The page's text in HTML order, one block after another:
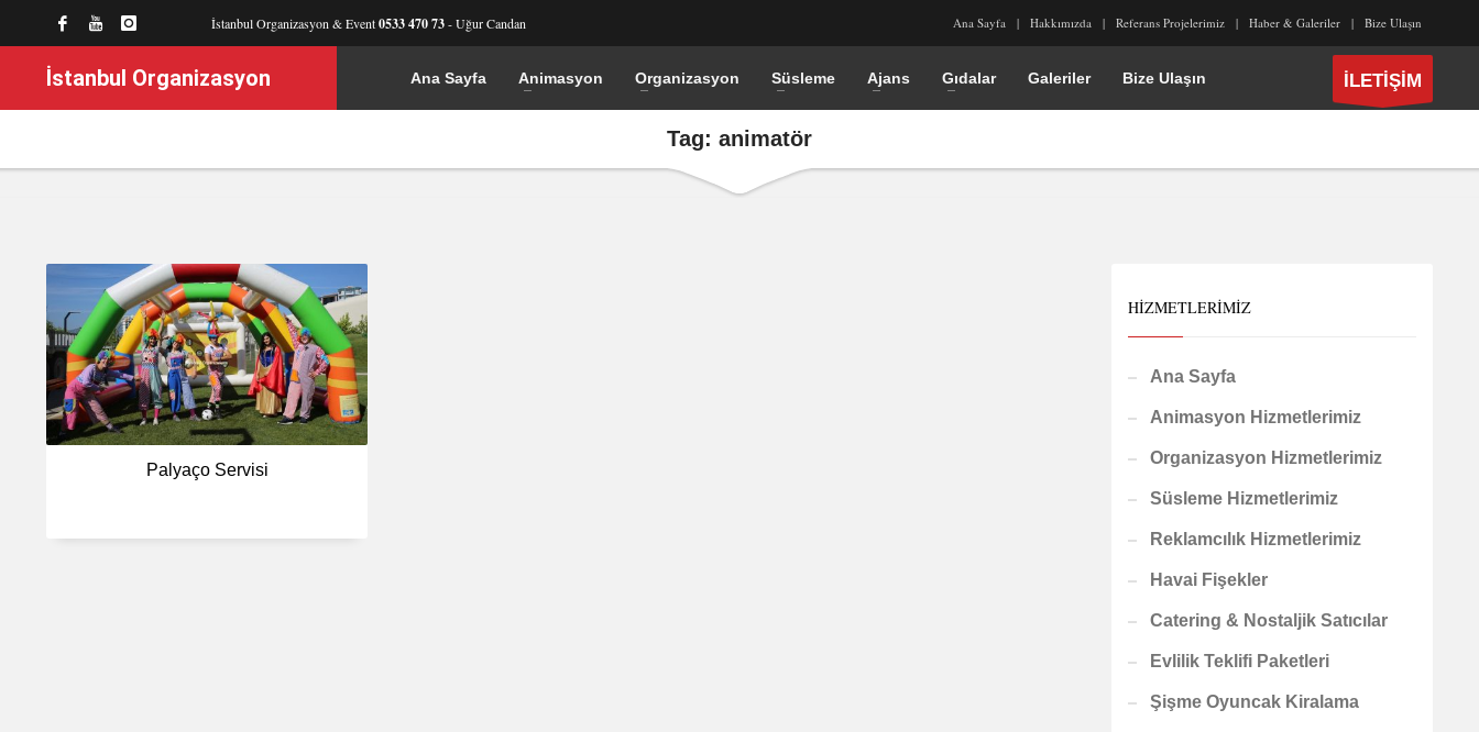
İstanbul Organizasyon & Event0533 470 73- Uğur Candan Ana Sayfa Hakkımızda Referans Projelerimiz Haber & Galeriler Bize Ulaşın
İstanbul Organizasyon Ana Sayfa Animasyon Organizasyon Süsleme Ajans Gıdalar Galeriler Bize Ulaşın İLETİŞİM
Tag: animatör
Palyaço Servisi
HIZMETLERIMIZ
Ana Sayfa
Animasyon Hizmetlerimiz
Organizasyon Hizmetlerimiz
Süsleme Hizmetlerimiz
Reklamcılık Hizmetlerimiz
Havai Fişekler
Catering & Nostaljik Satıcılar
Evlilik Teklifi Paketleri
Şişme Oyuncak Kiralama